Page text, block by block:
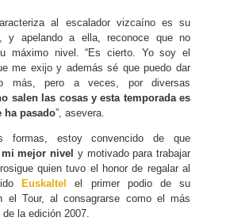
al escalador vizcaíno es su
y apelando a ella, reconoce que no
máximo nivel. “Es cierto. Yo soy el
me exijo y además sé que puedo dar
más, pero a veces, por diversas
salen las cosas y esta temporada es
ha pasado”, asevera.
formas, estoy convencido de que
mejor nivel y motivado para trabajar
quien tuvo el honor de regalar al
Euskaltel
el primer podio de su
el Tour, al consagrarse como el más
la edición 2007.